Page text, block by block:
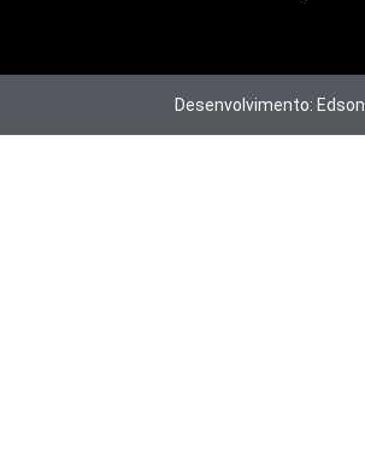
Desenvolvimento: Edson